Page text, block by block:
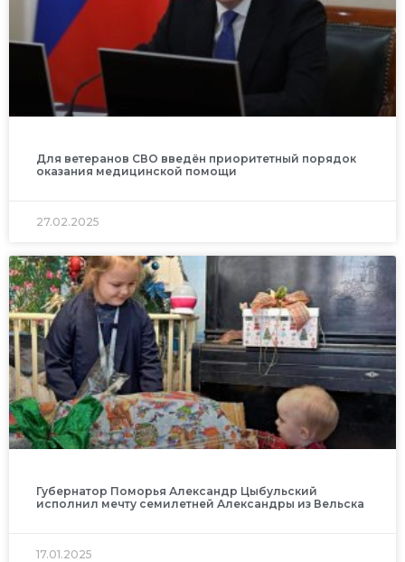
Для ветеранов СВО введён приоритетный порядок
оказания медицинской помощи
27.02.2025
Губернатор Поморья Александр Цыбульский
исполнил мечту семилетней Александры из Вельска
17.01.2025